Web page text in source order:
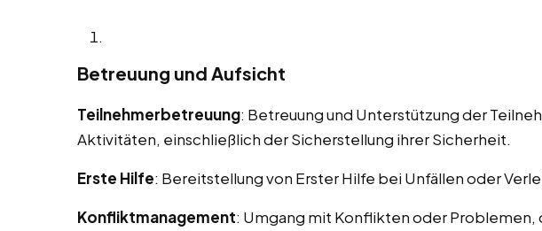
Betreuung und Aufsicht
Teilnehmerbetreuung: Betreuung und Unterstützung der
Aktivitäten, einschließlich der Sicherstellung ihrer Sicherheit.
Erste Hilfe: Bereitstellung von Erster Hilfe bei Unfällen oder
Konfliktmanagement: Umgang mit Konflikten oder Problemen,